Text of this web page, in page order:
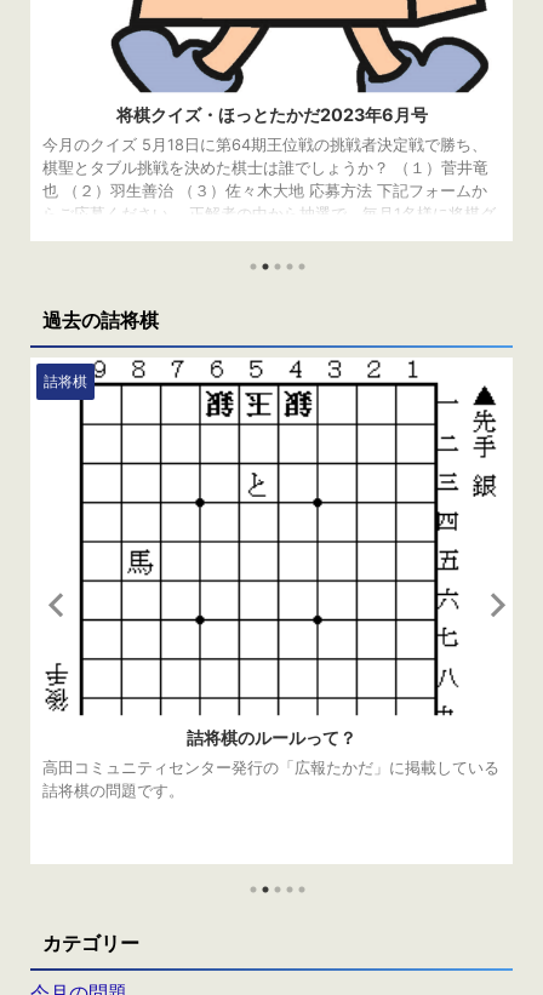
将棋クイズ・ほっとたかだ2023年6月号
今月のクイズ 5月18日に第64期王位戦の挑戦者決定戦で勝ち、
棋聖とタブル挑戦を決めた棋士は誰でしょうか？ （１）菅井竜
也 （２）羽生善治 （３）佐々木大地 応募方法 下記フォームか
らご応募ください。 正解者の中から抽選で、毎月1名様に将棋グ
す。 当選者の発表は、発送をもってかえさせていただきます。
われます。ちなみに、（２）アメ ...
過去の詰将棋
詰将棋
詰将棋のルールって？
高田コミュニティセンター発行の「広報たかだ」に掲載している
詰将棋の問題です。
カテゴリー